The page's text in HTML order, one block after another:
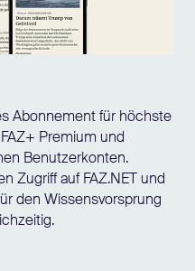
Abonnement für höchste
Premium und
Benutzerkonten.
Zugriff auf FAZ.NET und
den Wissensvorsprung